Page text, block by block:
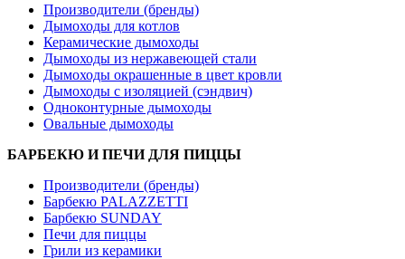
Производители (бренды)
Дымоходы для котлов
Керамические дымоходы
Дымоходы из нержавеющей стали
Дымоходы окрашенные в цвет кровли
Дымоходы с изоляцией (сэндвич)
Одноконтурные дымоходы
Овальные дымоходы
БАРБЕКЮ И ПЕЧИ ДЛЯ ПИЦЦЫ
Производители (бренды)
Барбекю PALAZZETTI
Барбекю SUNDAY
Печи для пиццы
Грили из керамики